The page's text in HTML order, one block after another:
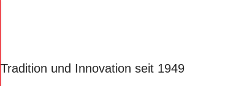
Tradition und Innovation seit 1949